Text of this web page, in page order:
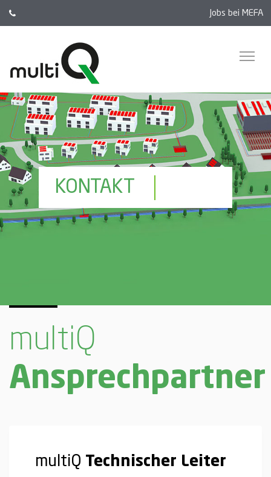
Jobs bei MEFA
KONTAKT
multiQ
Ansprechpartner
multiQ Technischer Leiter